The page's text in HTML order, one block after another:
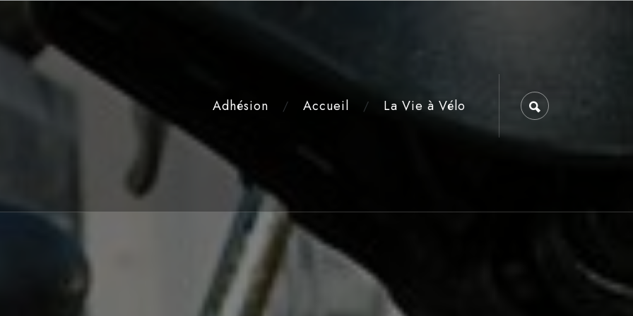
Adhésion Accueil La Vie à Vélo